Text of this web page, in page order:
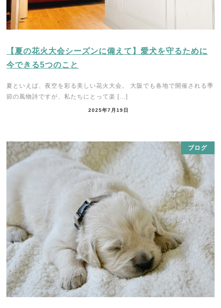
【夏の花火大会シーズンに備えて】愛犬を守るために
今できる5つのこと
夏といえば、夜空を彩る美しい花火大会。 大阪でも各地で開催される季
節の風物詩ですが、私たちにとって楽 […]
2025年7月19日
ブログ